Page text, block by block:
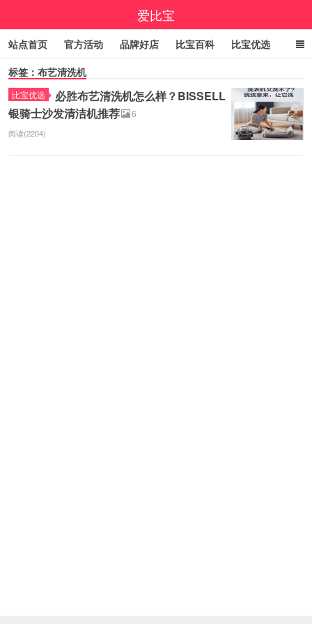
爱比宝
站点首页 官方活动 品牌好店 比宝百科 比宝优选
立即领券 大额优惠券
线报中心 百亿补贴 咚咚抢 9.9包邮 高佣精选
今日折上折
标签：布艺清洗机
比宝优选
必胜布艺清洗机怎么样？BISSELL
银骑士沙发清洁机推荐
6
阅读(2204)